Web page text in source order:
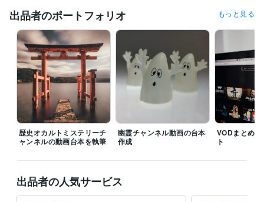
動画の台本執筆
資格・検定
マイクロソフト オフィス スペシャリスト（MOS） 取得年 : 2011年
色彩検定3級 取得年 : 1998年
ビジネス・クリエイティブツール
WordPress:7年Excel:20年
Google サイト:20年
Google スプレッドシート:7年
Word:20年
GIMP:5年Inkscape:1年 Canva:3年
得意分野
エンタメ ジュエリー 観光
デザイン制作 ブログのアイキャッチ画像制作
出品者のポートフォリオ もっと見る
歴史オカルトミステリーチ
ャンネルの動画台本を執筆
幽霊チャンネル動画の台本
作成
VODまとめ
ト
出品者の人気サービス